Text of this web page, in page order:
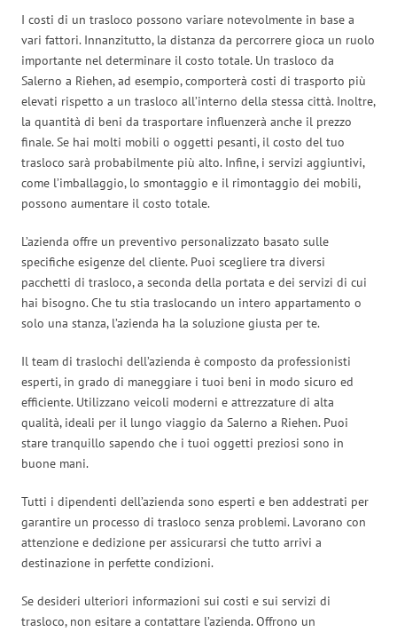
I costi di un trasloco possono variare notevolmente in base a
vari fattori. Innanzitutto, la distanza da percorrere gioca un ruolo
importante nel determinare il costo totale. Un trasloco da
Salerno a Riehen, ad esempio, comporterà costi di trasporto più
elevati rispetto a un trasloco all’interno della stessa città. Inoltre,
la quantità di beni da trasportare influenzerà anche il prezzo
finale. Se hai molti mobili o oggetti pesanti, il costo del tuo
trasloco sarà probabilmente più alto. Infine, i servizi aggiuntivi,
come l’imballaggio, lo smontaggio e il rimontaggio dei mobili,
possono aumentare il costo totale.
L’azienda offre un preventivo personalizzato basato sulle
specifiche esigenze del cliente. Puoi scegliere tra diversi
pacchetti di trasloco, a seconda della portata e dei servizi di cui
hai bisogno. Che tu stia traslocando un intero appartamento o
solo una stanza, l’azienda ha la soluzione giusta per te.
Il team di traslochi dell’azienda è composto da professionisti
esperti, in grado di maneggiare i tuoi beni in modo sicuro ed
efficiente. Utilizzano veicoli moderni e attrezzature di alta
qualità, ideali per il lungo viaggio da Salerno a Riehen. Puoi
stare tranquillo sapendo che i tuoi oggetti preziosi sono in
buone mani.
Tutti i dipendenti dell’azienda sono esperti e ben addestrati per
garantire un processo di trasloco senza problemi. Lavorano con
attenzione e dedizione per assicurarsi che tutto arrivi a
destinazione in perfette condizioni.
Se desideri ulteriori informazioni sui costi e sui servizi di
trasloco, non esitare a contattare l’azienda. Offrono un